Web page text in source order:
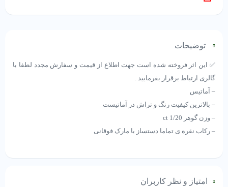
توضیحات
✅ این اثر فروخته شده است جهت اطلاع از قیمت و سفارش مجدد لطفا با
گالری ارتباط برقرار بفرمایید .
– آماتیس
– بالاترین کیفیت رنگ و تراش در آماتیست
– وزن گوهر 1/20 ct
– رکاب نقره ی تماما دستساز با مارک فوقانی
امتیاز و نظر کاربران